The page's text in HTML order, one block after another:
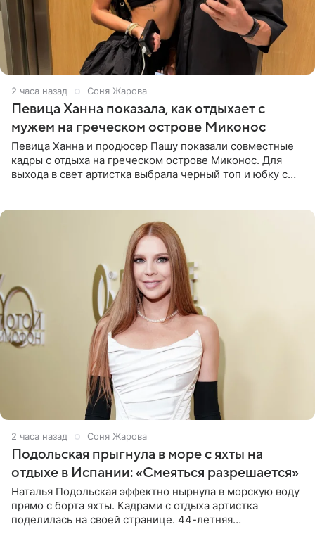
2 часа назад Соня Жарова
Певица Ханна показала, как отдыхает с
мужем на греческом острове Миконос
Певица Ханна и продюсер Пашу показали совместные
кадры с отдыха на греческом острове Миконос. Для
выхода в свет артистка выбрала черный топ и юбку с
2 часа назад Соня Жарова
Подольская прыгнула в море с яхты на
отдыхе в Испании: «Смеяться разрешается»
Наталья Подольская эффектно нырнула в морскую воду
прямо с борта яхты. Кадрами с отдыха артистка
поделилась на своей странице. 44-летняя